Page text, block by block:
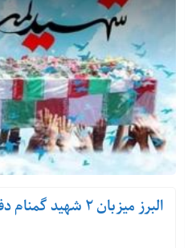
البرز میزبان ۲ شهید گمنام دفاع مقدس